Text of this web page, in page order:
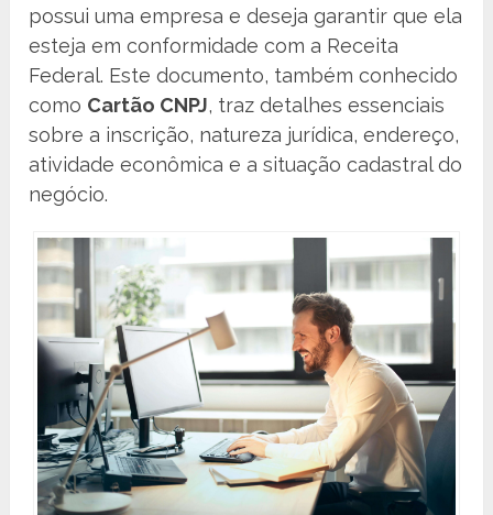
possui uma empresa e deseja garantir que ela
esteja em conformidade com a Receita
Federal. Este documento, também conhecido
como Cartão CNPJ, traz detalhes essenciais
sobre a inscrição, natureza jurídica, endereço,
atividade econômica e a situação cadastral do
negócio.